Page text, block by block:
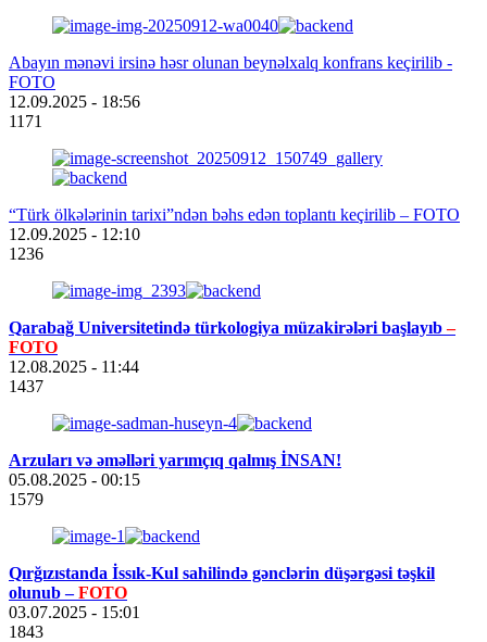
Abayın mənəvi irsinə həsr olunan beynəlxalq konfrans keçirilib -
FOTO
12.09.2025 - 18:56
1171
“Türk ölkələrinin tarixi”ndən bəhs edən toplantı keçirilib – FOTO
12.09.2025 - 12:10
1236
Qarabağ Universitetində türkologiya müzakirələri başlayıb–
FOTO
12.08.2025 - 11:44
1437
Arzuları və əməlləri yarımçıq qalmış İNSAN!
05.08.2025 - 00:15
1579
Qırğızıstanda İssık-Kul sahilində gənclərin düşərgəsi təşkil
olunub –FOTO
03.07.2025 - 15:01
1843